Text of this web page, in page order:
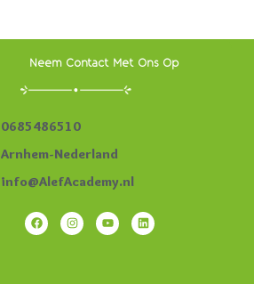
Neem Contact Met Ons Op
0685486510
Arnhem-Nederland
info@AlefAcademy.nl